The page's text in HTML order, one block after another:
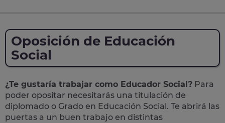
Oposición de Educación
Social
¿Te gustaría trabajar como Educador Social? Para
poder opositar necesitarás una titulación de
diplomado o Grado en Educación Social. Te abrirá las
puertas a un buen trabajo en distintas